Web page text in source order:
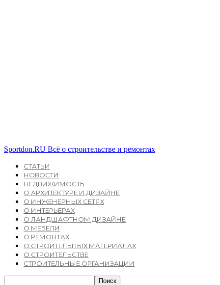
Sportdon.RU Всё о строительстве и ремонтах
СТАТЬИ
НОВОСТИ
НЕДВИЖИМОСТЬ
О АРХИТЕКТУРЕ И ДИЗАЙНЕ
О ИНЖЕНЕРНЫХ СЕТЯХ
О ИНТЕРЬЕРАХ
О ЛАНДШАФТНОМ ДИЗАЙНЕ
О МЕБЕЛИ
О РЕМОНТАХ
О СТРОИТЕЛЬНЫХ МАТЕРИАЛАХ
О СТРОИТЕЛЬСТВЕ
СТРОИТЕЛЬНЫЕ ОРГАНИЗАЦИИ